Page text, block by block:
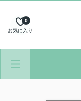
お気に入り
0